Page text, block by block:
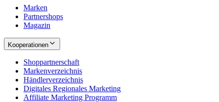
Marken
Partnershops
Magazin
Kooperationen
Shoppartnerschaft
Markenverzeichnis
Händlerverzeichnis
Digitales Regionales Marketing
Affiliate Marketing Programm